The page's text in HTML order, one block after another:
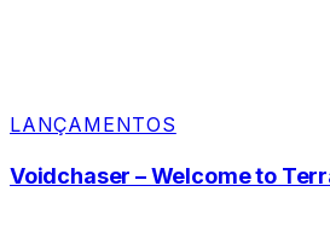
LANÇAMENTOS
Voidchaser – Welcome to